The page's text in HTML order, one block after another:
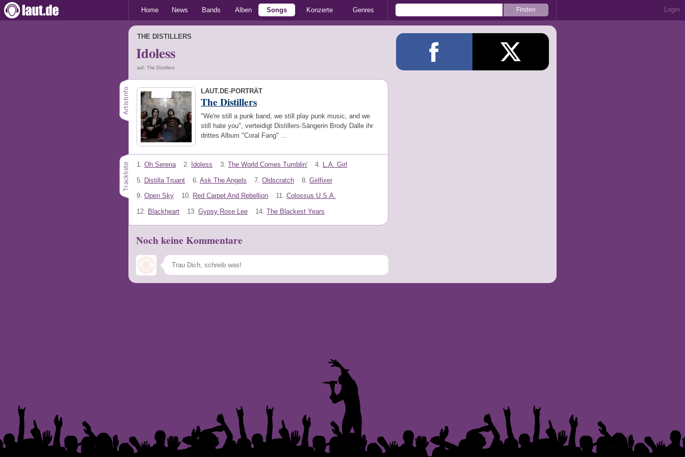
Home News Bands Alben Songs Konzerte Genres Login
THE DISTILLERS
Idoless
auf: The Distillers
LAUT.DE-PORTRÄT
The Distillers
"We're still a punk band, we still play punk music, and we
still hate you", verteidigt Distillers-Sängerin Brody Dalle ihr
drittes Album "Coral Fang" …
1. Oh Serena 2. Idoless 3. The World Comes Tumblin' 4. L.A. Girl
5. Distilla Truant 6. Ask The Angels 7. Oldscratch 8. Girlfixer
9. Open Sky 10. Red Carpet And Rebellion 11. Colossus U.S.A.
12. Blackheart 13. Gypsy Rose Lee 14. The Blackest Years
Noch keine Kommentare
Speichern